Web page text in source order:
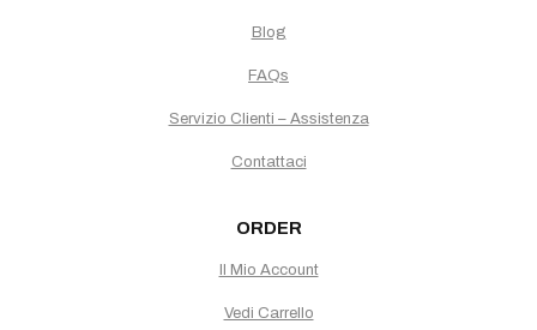
Blog
FAQs
Servizio Clienti – Assistenza
Contattaci
ORDER
Il Mio Account
Vedi Carrello